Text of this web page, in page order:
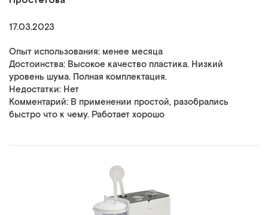
17.03.2023
Опыт использования: менее месяца
Достоинства: Высокое качество пластика. Низкий
уровень шума. Полная комплектация.
Недостатки: Нет
Комментарий: В применении простой, разобрались
быстро что к чему. Работает хорошо